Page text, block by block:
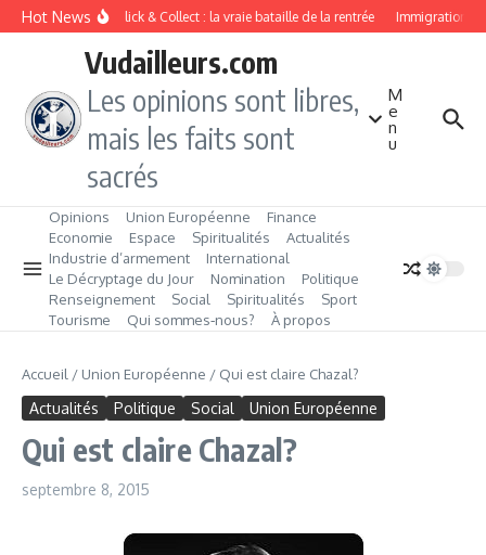
Aller au contenu
Hot NewsDrive ou Click & Collect : la vraie bataille de la rentrée Immigration
Vudailleurs.com
Les opinions sont libres,
mais les faits sont
sacrés
M
e
n
u
Opinions Union Européenne
Finance
Economie
Espace Spiritualités
Actualités
Industrie d’armement
International
Le Décryptage du Jour
Nomination
Politique
Renseignement
Social Spiritualités
Sport
Tourisme
Qui sommes‑nous? À propos
Accueil / Union Européenne / Qui est claire Chazal?
Actualités Politique Social Union Européenne
Qui est claire Chazal?
septembre 8, 2015